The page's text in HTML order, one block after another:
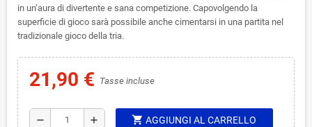
in un’aura di divertente e sana competizione. Capovolgendo la
superficie di gioco sarà possibile anche cimentarsi in una partita nel
tradizionale gioco della tria.
21,90 € Tasse incluse
remove add shopping_cart AGGIUNGI AL CARRELLO